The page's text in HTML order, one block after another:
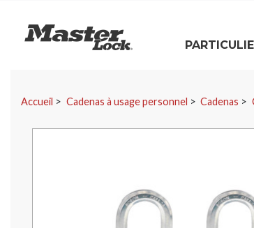
Master Lock
Accueil Cadenas à usage personnel Cadenas